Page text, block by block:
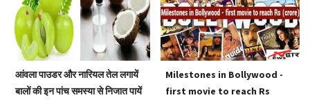
आंवला पाउडर और नारियल तेल लगायें
बालों की इन पांच समस्या से निजात पायें
Milestones in Bollywood -
first movie to reach Rs